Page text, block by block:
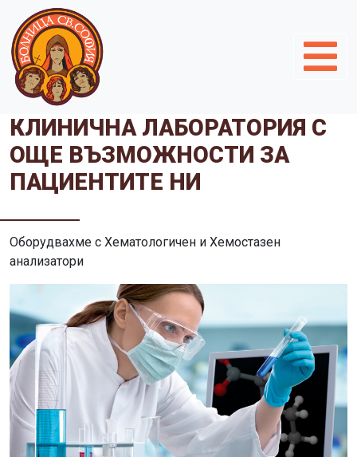
КЛИНИЧНА ЛАБОРАТОРИЯ С
ОЩЕ ВЪЗМОЖНОСТИ ЗА
ПАЦИЕНТИТЕ НИ
Оборудвахме с Хематологичен и Хемостазен
анализатори